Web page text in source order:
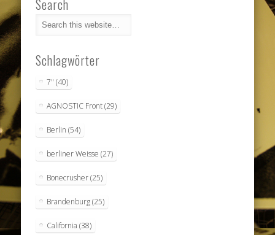
Search
Schlagwörter
7" (40)
AGNOSTIC Front(29)
Berlin (54)
berliner Weisse (27)
Bonecrusher(25)
Brandenburg(25)
California (38)